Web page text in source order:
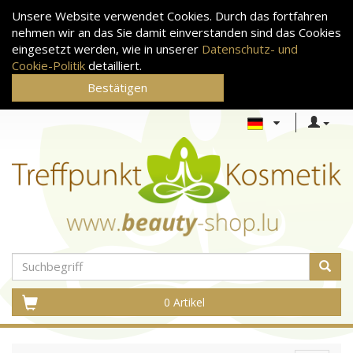
Unsere Website verwendet Cookies. Durch das fortfahren
nehmen wir an das Sie damit einverstanden sind das Cookies
eingesetzt werden, wie in unserer Datenschutz- und
Cookie-Politik detailliert.
Bestätigen
0 Artikel